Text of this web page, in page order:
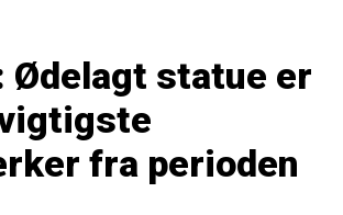
Ødelagt statue er
fra perioden